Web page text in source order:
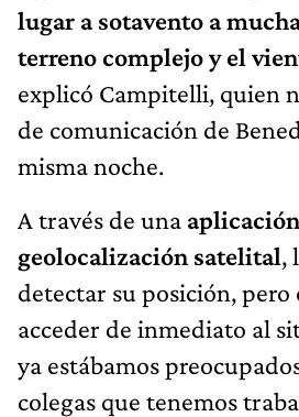
lugar a sotavento a
terreno complejo y el
explicó Campitelli, quien
de comunicación de
misma noche.
A través de una
geolocalización satelital,
detectar su posición,
acceder de inmediato al
ya estábamos
colegas que tenemos